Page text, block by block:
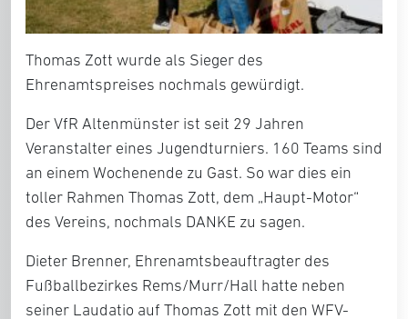
Thomas Zott wurde als Sieger des
Ehrenamtspreises nochmals gewürdigt.
Der VfR Altenmünster ist seit 29 Jahren
Veranstalter eines Jugendturniers. 160 Teams sind
an einem Wochenende zu Gast. So war dies ein
toller Rahmen Thomas Zott, dem „Haupt-Motor“
des Vereins, nochmals DANKE zu sagen.
Dieter Brenner, Ehrenamtsbeauftragter des
Fußballbezirkes Rems/Murr/Hall hatte neben
seiner Laudatio auf Thomas Zott mit den WFV-